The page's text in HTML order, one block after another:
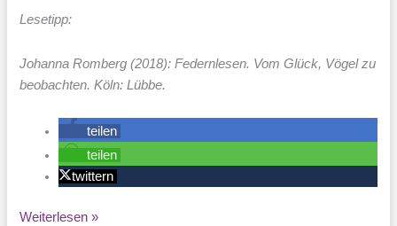
Lesetipp:
Johanna Romberg (2018): Federnlesen. Vom Glück, Vögel zu
beobachten. Köln: Lübbe.
teilen
teilen
twittern
Vogelkonzert
Weiterlesen »